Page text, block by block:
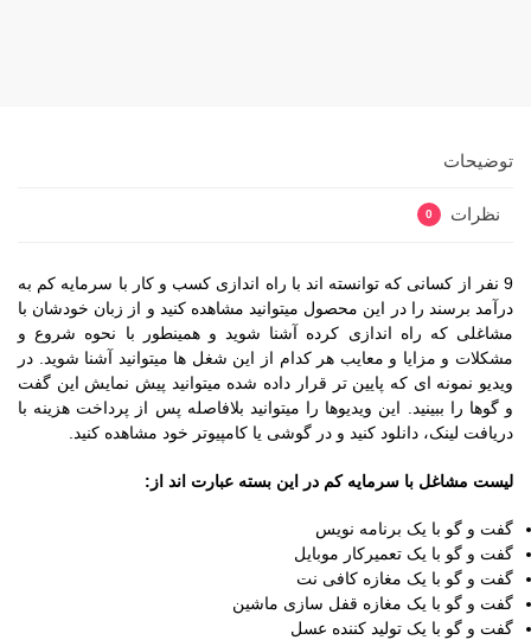
توضیحات
نظرات 0
9 نفر از کسانی که توانسته اند با راه اندازی کسب و کار با سرمایه کم به
درآمد برسند را در این محصول میتوانید مشاهده کنید و از زبان خودشان با
مشاغلی که راه اندازی کرده آشنا شوید و همینطور با نحوه شروع و
مشکلات و مزایا و معایب هر کدام از این شغل ها میتوانید آشنا شوید. در
ویدیو نمونه ای که پایین تر قرار داده شده میتوانید پیش نمایش این گفت
و گوها را ببینید. این ویدیوها را میتوانید بلافاصله پس از پرداخت هزینه با
دریافت لینک، دانلود کنید و در گوشی یا کامپیوتر خود مشاهده کنید.
لیست مشاغل با سرمایه کم در این بسته عبارت اند از:
گفت و گو با یک برنامه نویس
گفت و گو با یک تعمیرکار موبایل
گفت و گو با یک مغازه کافی نت
گفت و گو با یک مغازه قفل سازی ماشین
گفت و گو با یک تولید کننده عسل